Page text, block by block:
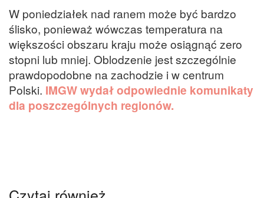
W poniedziałek nad ranem może być bardzo
ślisko, ponieważ wówczas temperatura na
większości obszaru kraju może osiągnąć zero
stopni lub mniej. Oblodzenie jest szczególnie
prawdopodobne na zachodzie i w centrum
Polski. IMGW wydał odpowiednie komunikaty
dla poszczególnych regionów.